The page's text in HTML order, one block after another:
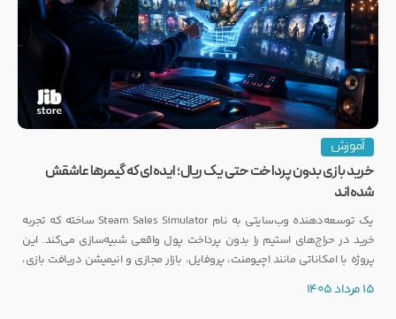
آموزش
خرید بازی بدون پرداخت حتی یک ریال؛ ایده‌ای که گیمرها عاشقش
شده‌اند
یک توسعه‌دهنده وب‌سایتی به نام Steam Sales Simulator ساخته که تجربه
خرید در حراج‌های استیم را بدون پرداخت پول واقعی شبیه‌سازی می‌کند. این
پروژه با امکاناتی مانند اچیومنت، پروفایل، بازار مجازی و انیمیشن دریافت بازی،
15 مرداد 1405